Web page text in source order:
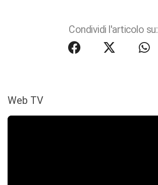
Condividi l'articolo su:
Web TV